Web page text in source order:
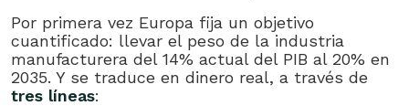
Por primera vez Europa fija un objetivo
cuantificado: llevar el peso de la industria
manufacturera del 14% actual del PIB al 20% en
2035. Y se traduce en dinero real, a través de
tres líneas: